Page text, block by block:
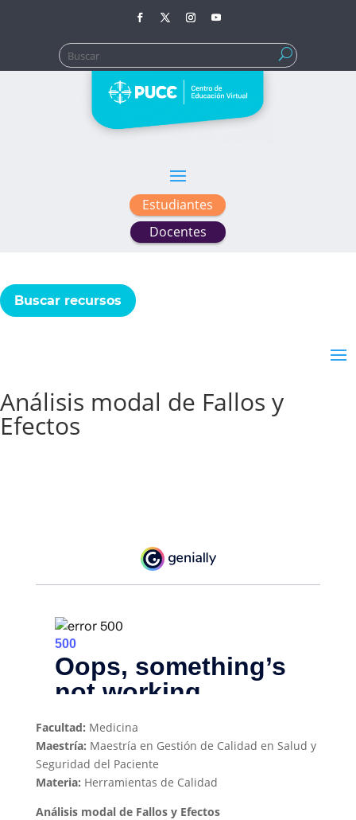
Buscar:
Estudiantes
Docentes
Buscar recursos
Análisis modal de Fallos y
Efectos
Facultad: Medicina
Maestría: Maestría en Gestión de Calidad en Salud y
Seguridad del Paciente
Materia: Herramientas de Calidad
Análisis modal de Fallos y Efectos